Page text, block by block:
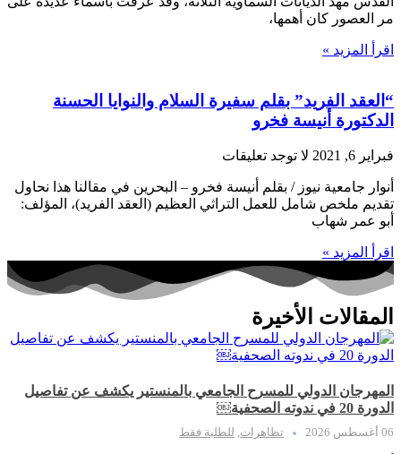
مر العصور كان أهمها،
اقرأ المزيد »
“العقد الفريد” بقلم سفيرة السلام والنوايا الحسنة
الدكتورة أنيسة فخرو
فبراير 6, 2021 لا توجد تعليقات
أنوار جامعية نيوز / بقلم أنيسة فخرو – البحرين في مقالنا هذا نحاول
تقديم ملخص شامل للعمل التراثي العظيم (العقد الفريد)، المؤلف:
أبو عمر شهاب
اقرأ المزيد »
المقالات الأخيرة
المهرجان الدولي للمسرح الجامعي بالمنستير يكشف عن تفاصيل
الدورة 20 في ندوته الصحفية￼
06 أغسطس 2026 تظاهرات, للطلبة فقط